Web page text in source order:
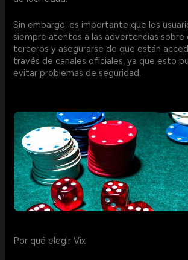
Sin embargo, es importante que los
siempre atentos a las advertencias
terceros y asegurarse de que están
través de canales oficiales, ya que esto
evitar problemas de seguridad.
Por qué elegir Vix